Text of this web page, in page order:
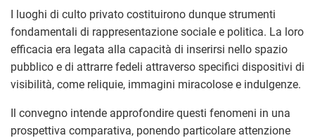
I luoghi di culto privato costituirono dunque strumenti
fondamentali di rappresentazione sociale e politica. La loro
efficacia era legata alla capacità di inserirsi nello spazio
pubblico e di attrarre fedeli attraverso specifici dispositivi di
visibilità, come reliquie, immagini miracolose e indulgenze.
Il convegno intende approfondire questi fenomeni in una
prospettiva comparativa, ponendo particolare attenzione